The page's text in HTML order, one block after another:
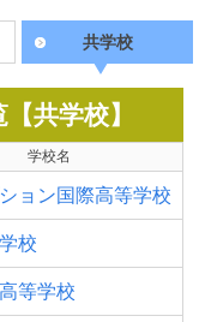
共学校
共学校】
学校名
ョン国際高等学校
校
等学校